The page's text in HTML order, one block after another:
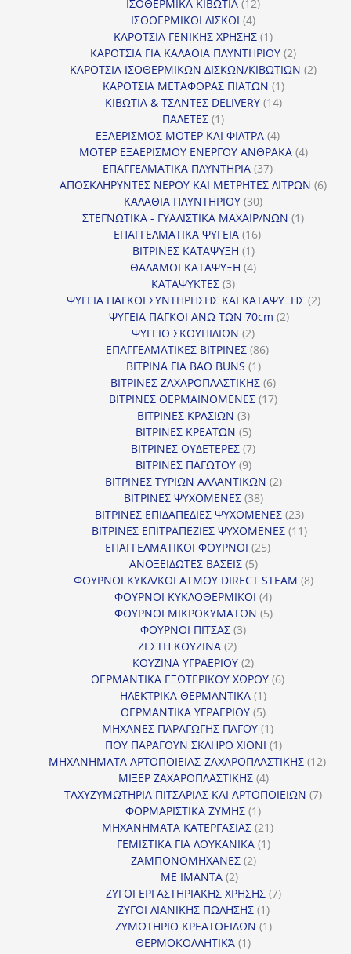
ΙΣΟΘΕΡΜΙΚΑ ΚΙΒΩΤΙΑ 12
ΙΣΟΘΕΡΜΙΚΟΙ ΔΙΣΚΟΙ 44
προϊόντα
ΚΑΡΟΤΣΙΑ ΓΕΝΙΚΗΣ ΧΡΗΣΗΣ 11
προϊόν
ΚΑΡΟΤΣΙΑ ΓΙΑ ΚΑΛΑΘΙΑ ΠΛΥΝΤΗΡΙΟΥ 22
προϊόντα
ΚΑΡΟΤΣΙΑ ΙΣΟΘΕΡΜΙΚΩΝ ΔΙΣΚΩΝ/ΚΙΒΩΤΙΩΝ 22
ΚΑΡΟΤΣΙΑ ΜΕΤΑΦΟΡΑΣ ΠΙΑΤΩΝ 11
προϊόν
ΚΙΒΩΤΙΑ & ΤΣΑΝΤΕΣ DELIVERY 1414
ΠΑΛΕΤΕΣ 11
προϊόν
ΕΞΑΕΡΙΣΜΟΣ ΜΟΤΕΡ ΚΑΙ ΦΙΛΤΡΑ 44
προϊόντα
ΜΟΤΕΡ ΕΞΑΕΡΙΣΜΟΥ ΕΝΕΡΓΟΥ ΑΝΘΡΑΚΑ 44
ΕΠΑΓΓΕΛΜΑΤΙΚΑ ΠΛΥΝΤΗΡΙΑ 3737
προϊόντα
ΑΠΟΣΚΛΗΡΥΝΤΕΣ ΝΕΡΟΥ ΚΑΙ ΜΕΤΡΗΤΕΣ ΛΙΤΡΩΝ 66
ΚΑΛΑΘΙΑ ΠΛΥΝΤΗΡΙΟΥ 3030
προϊόντα
ΣΤΕΓΝΩΤΙΚΑ - ΓΥΑΛΙΣΤΙΚΑ ΜΑΧΑΙΡ/ΝΩΝ 11
ΕΠΑΓΓΕΛΜΑΤΙΚΑ ΨΥΓΕΙΑ 1616
ΒΙΤΡΙΝΕΣ ΚΑΤΑΨΥΞΗ 11
προϊόν
ΘΑΛΑΜΟΙ ΚΑΤΑΨΥΞΗ 44
ΚΑΤΑΨΥΚΤΕΣ 33
προϊόντα
ΨΥΓΕΙΑ ΠΑΓΚΟΙ ΣΥΝΤΗΡΗΣΗΣ ΚΑΙ ΚΑΤΑΨΥΞΗΣ 22
ΨΥΓΕΙΑ ΠΑΓΚΟΙ ΑΝΩ ΤΩΝ 70cm 22
ΨΥΓΕΙΟ ΣΚΟΥΠΙΔΙΩΝ 22
προϊόντα
ΕΠΑΓΓΕΛΜΑΤΙΚΕΣ ΒΙΤΡΙΝΕΣ 8686
ΒΙΤΡΙΝΑ ΓΙΑ BAO BUNS 11
προϊόν
ΒΙΤΡΙΝΕΣ ΖΑΧΑΡΟΠΛΑΣΤΙΚΗΣ 66
προϊόντα
ΒΙΤΡΙΝΕΣ ΘΕΡΜΑΙΝΟΜΕΝΕΣ 1717
ΒΙΤΡΙΝΕΣ ΚΡΑΣΙΩΝ 33
προϊόντα
ΒΙΤΡΙΝΕΣ ΚΡΕΑΤΩΝ 55
προϊόντα
ΒΙΤΡΙΝΕΣ ΟΥΔΕΤΕΡΕΣ 77
ΒΙΤΡΙΝΕΣ ΠΑΓΩΤΟΥ 99
προϊόντα
ΒΙΤΡΙΝΕΣ ΤΥΡΙΩΝ ΑΛΛΑΝΤΙΚΩΝ 22
ΒΙΤΡΙΝΕΣ ΨΥΧΟΜΕΝΕΣ 3838
προϊόντα
ΒΙΤΡΙΝΕΣ ΕΠΙΔΑΠΕΔΙΕΣ ΨΥΧΟΜΕΝΕΣ 2323
προϊόντα
ΒΙΤΡΙΝΕΣ ΕΠΙΤΡΑΠΕΖΙΕΣ ΨΥΧΟΜΕΝΕΣ 1111
ΕΠΑΓΓΕΛΜΑΤΙΚΟΙ ΦΟΥΡΝΟΙ 2525
ΑΝΟΞΕΙΔΩΤΕΣ ΒΑΣΕΙΣ 55
προϊόντα
ΦΟΥΡΝΟΙ ΚΥΚΛ/ΚΟΙ ΑΤΜΟΥ DIRECT STEAM 88
ΦΟΥΡΝΟΙ ΚΥΚΛΟΘΕΡΜΙΚΟΙ 44
προϊόντα
ΦΟΥΡΝΟΙ ΜΙΚΡΟΚΥΜΑΤΩΝ 55
ΦΟΥΡΝΟΙ ΠΙΤΣΑΣ 33
ΖΕΣΤΗ ΚΟΥΖΙΝΑ 22
προϊόντα
ΚΟΥΖΙΝΑ ΥΓΡΑΕΡΙΟΥ 22
προϊόντα
ΘΕΡΜΑΝΤΙΚΑ ΕΞΩΤΕΡΙΚΟΥ ΧΩΡΟΥ 66
ΗΛΕΚΤΡΙΚΑ ΘΕΡΜΑΝΤΙΚΑ 11
προϊόν
ΘΕΡΜΑΝΤΙΚΑ ΥΓΡΑΕΡΙΟΥ 55
προϊόντα
ΜΗΧΑΝΕΣ ΠΑΡΑΓΩΓΗΣ ΠΑΓΟΥ 11
προϊόν
ΠΟΥ ΠΑΡΑΓΟΥΝ ΣΚΛΗΡΟ ΧΙΟΝΙ 11
προϊόν
ΜΗΧΑΝΗΜΑΤΑ ΑΡΤΟΠΟΙΕΙΑΣ-ΖΑΧΑΡΟΠΛΑΣΤΙΚΗΣ 1212
ΜΙΞΕΡ ΖΑΧΑΡΟΠΛΑΣΤΙΚΗΣ 44
προϊόντα
ΤΑΧΥΖΥΜΩΤΗΡΙΑ ΠΙΤΣΑΡΙΑΣ ΚΑΙ ΑΡΤΟΠΟΙΕΙΩΝ 77
ΦΟΡΜΑΡΙΣΤΙΚΑ ΖΥΜΗΣ 11
προϊόν
ΜΗΧΑΝΗΜΑΤΑ ΚΑΤΕΡΓΑΣΙΑΣ 2121
προϊόντα
ΓΕΜΙΣΤΙΚΑ ΓΙΑ ΛΟΥΚΑΝΙΚΑ 11
ΖΑΜΠΟΝΟΜΗΧΑΝΕΣ 22
ΜΕ ΙΜΑΝΤΑ 22
προϊόντα
ΖΥΓΟΙ ΕΡΓΑΣΤΗΡΙΑΚΗΣ ΧΡΗΣΗΣ 77
ΖΥΓΟΙ ΛΙΑΝΙΚΗΣ ΠΩΛΗΣΗΣ 11
προϊόν
ΖΥΜΩΤΗΡΙΟ ΚΡΕΑΤΟΕΙΔΩΝ 11
ΘΕΡΜΟΚΟΛΛΗΤΙΚΆ 11